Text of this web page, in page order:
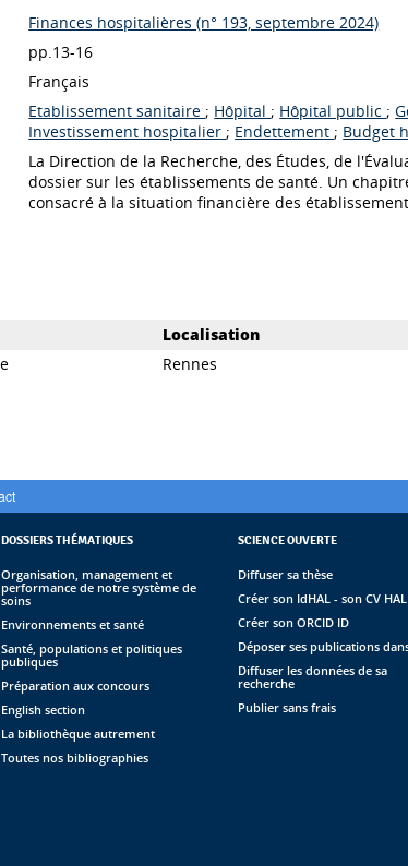
Finances hospitalières (n° 193, septembre 2024)
pp.13-16
Français
Etablissement sanitaire ; Hôpital ; Hôpital public ;
Investissement hospitalier ; Endettement ; Budget
La Direction de la Recherche, des Études, de
dossier sur les établissements de santé. Un
consacré à la situation financière des
Localisation
Rennes
DOSSIERS THÉMATIQUES
Organisation, management et
performance de notre système de
soins
Environnements et santé
Santé, populations et politiques
publiques
Préparation aux concours
English section
La bibliothèque autrement
Toutes nos bibliographies
SCIENCE OUVERTE
Diffuser sa thèse
Créer son IdHAL - son CV HAL
Créer son ORCID ID
Déposer ses publications
Diffuser les données de sa
recherche
Publier sans frais